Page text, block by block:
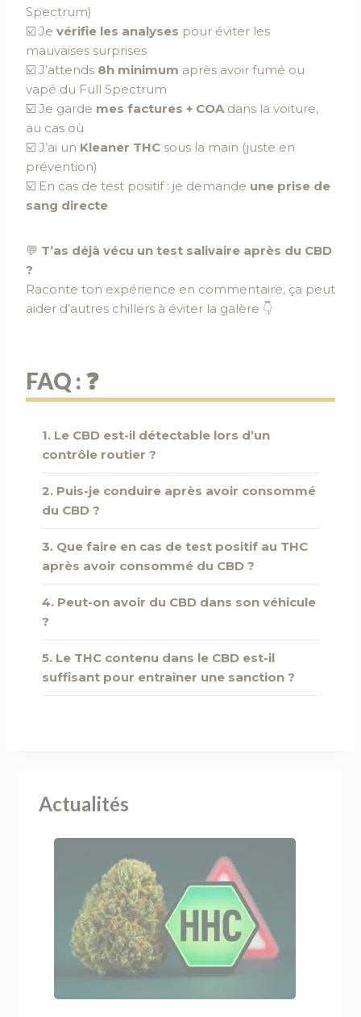
Spectrum)
☑️ Je vérifie les analyses pour éviter les
mauvaises surprises
☑️ J’attends 8h minimum après avoir fumé ou
vapé du Full Spectrum
☑️ Je garde mes factures + COA dans la voiture,
au cas où
☑️ J’ai un Kleaner THC sous la main (juste en
prévention)
☑️ En cas de test positif : je demande une prise de
sang directe
💬 T’as déjà vécu un test salivaire après du CBD
?
Raconte ton expérience en commentaire, ça peut
aider d’autres chillers à éviter la galère 👇
FAQ : ❓
1. Le CBD est-il détectable lors d’un
contrôle routier ?
2. Puis-je conduire après avoir consommé
du CBD ?
3. Que faire en cas de test positif au THC
après avoir consommé du CBD ?
4. Peut-on avoir du CBD dans son véhicule
?
5. Le THC contenu dans le CBD est-il
suffisant pour entraîner une sanction ?
Actualités